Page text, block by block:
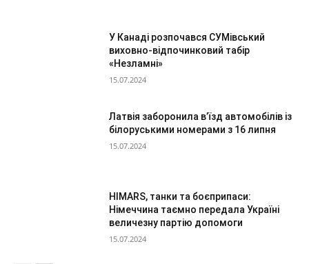
У Канаді розпочався СУМівський
виховно-відпочинковий табір
«Незламні»
15.07.2024
Латвія заборонила в’їзд автомобілів із
білоруськими номерами з 16 липня
15.07.2024
HIMARS, танки та боєприпаси:
Німеччина таємно передала Україні
величезну партію допомоги
15.07.2024